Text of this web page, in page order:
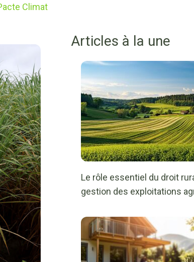
Climat
Articles à la une
Le rôle essentiel du droit
gestion des exploitations